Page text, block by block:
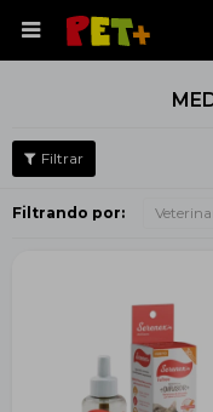

Filtrando por: